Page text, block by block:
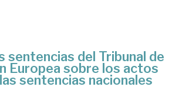
sentencias del Tribunal de
Europea sobre los actos
sentencias nacionales